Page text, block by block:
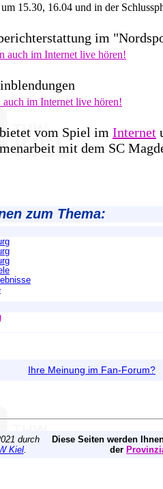
15.30, 16.04 und in der
im
auch im Internet live hören!
im Internet live hören!
vom Spiel im Internet
mit dem SC
zum Thema:
Ihre Meinung im Fan-Forum?
durch
Kiel.
Diese Seiten werden
der